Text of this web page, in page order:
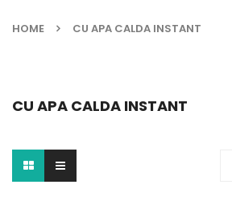
HOME CU APA CALDA INSTANT
CU APA CALDA INSTANT